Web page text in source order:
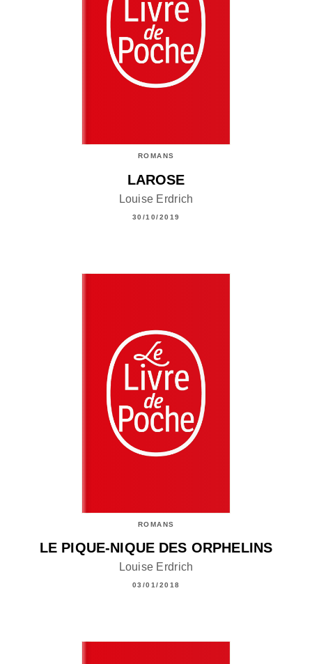
ROMANS
LAROSE
Louise Erdrich
30/10/2019
ROMANS
LE PIQUE-NIQUE DES ORPHELINS
Louise Erdrich
03/01/2018